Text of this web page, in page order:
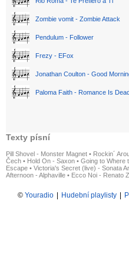
Zombie vomit - Zombie Attack
Pendulum - Follower
Frezy - EFox
Jonathan Coulton - Good
Paloma Faith - Romance Is
Texty písní
Pill Shovel - Monster Magnet • Rockin´
Čech • Hold On - Saxon • Going to Where
Escape • Victoria's Secret (live) - Sonata
Afternoon - Alphaville • Ecco Noi - Renato
© Youradio | Hudební playlisty |